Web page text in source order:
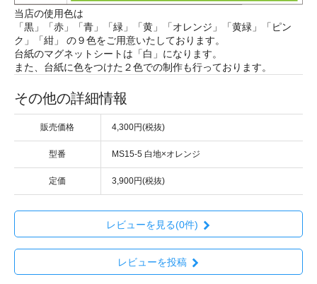
当店の使用色は
「黒」「赤」「青」「緑」「黄」「オレンジ」「黄緑」「ピン
ク」「紺」 の９色をご用意いたしております。
台紙のマグネットシートは「白」になります。
また、台紙に色をつけた２色での制作も行っております。
その他の詳細情報
販売価格 4,300円(税抜)
型番 MS15-5 白地×オレンジ
定価 3,900円(税抜)
レビューを見る(0件)
レビューを投稿